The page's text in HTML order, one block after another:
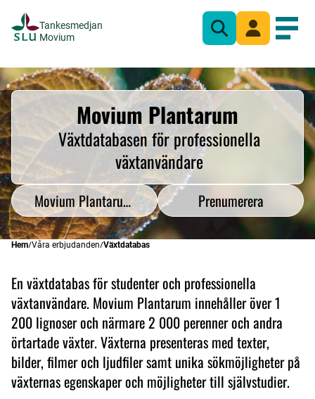
Tankesmedjan
Movium
Sök Mina sidor
Movium Plantarum
Växtdatabasen för professionella
växtanvändare
Movium Plantarum Prenumerera
Hem Våra erbjudanden Växtdatabas
En växtdatabas för studenter och professionella
växtanvändare. Movium Plantarum innehåller över 1
200 lignoser och närmare 2 000 perenner och andra
örtartade växter. Växterna presenteras med texter,
bilder, filmer och ljudfiler samt unika sökmöjligheter på
växternas egenskaper och möjligheter till självstudier.